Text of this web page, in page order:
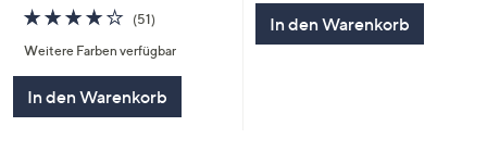
4.1
von
5
(51)51
Weitere Farben verfügbar
In den Warenkorb
In den Warenkorb